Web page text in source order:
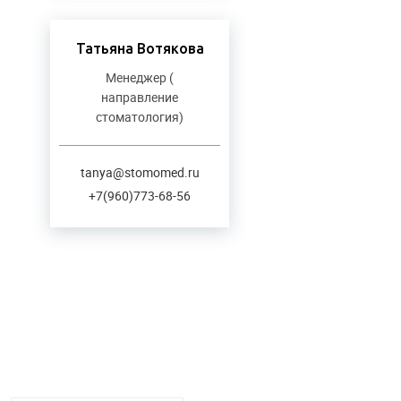
Татьяна Вотякова
Менеджер (
направление
стоматология)
tanya@stomomed.ru
+7(960)773-68-56